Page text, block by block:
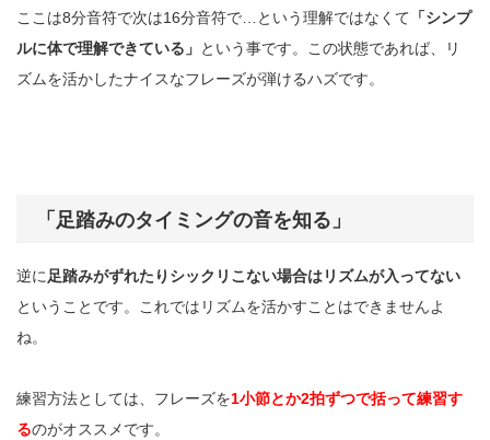
ここは8分音符で次は16分音符で という理解ではなくて 「シンプ
ルに体で理解できている」 という事です。この状態であれば、リ
ズムを活かしたナイスなフレーズが弾けるハズです。
「足踏みのタイミングの音を知る」
逆に足踏みがずれたりシックリこない場合はリズムが入ってない
ということです。これではリズムを活かすことはできませんよ
ね。
練習方法としては、フレーズを1小節とか2拍ずつで括って練習す
るのがオススメです。